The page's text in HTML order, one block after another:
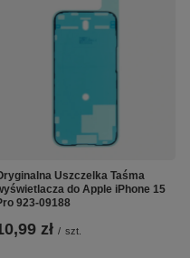
Uszczelka Taśma
do Apple iPhone 15
923-09188
zł / szt.